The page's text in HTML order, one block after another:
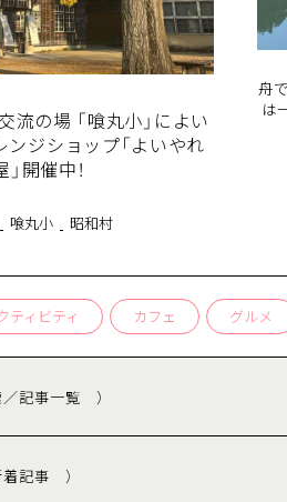
流の場 「喰丸小」によい
ンジショップ「よいやれ
」開催中！
喰丸小 昭和村
舟
は
ィ カフェ グルメ
記事一覧 ）
記事 ）